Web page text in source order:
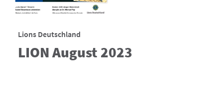
Lions Deutschland
LION August 2023